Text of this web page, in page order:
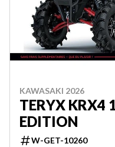
KAWASAKI 2026
TERYX KRX4
EDITION
W-GET-10260